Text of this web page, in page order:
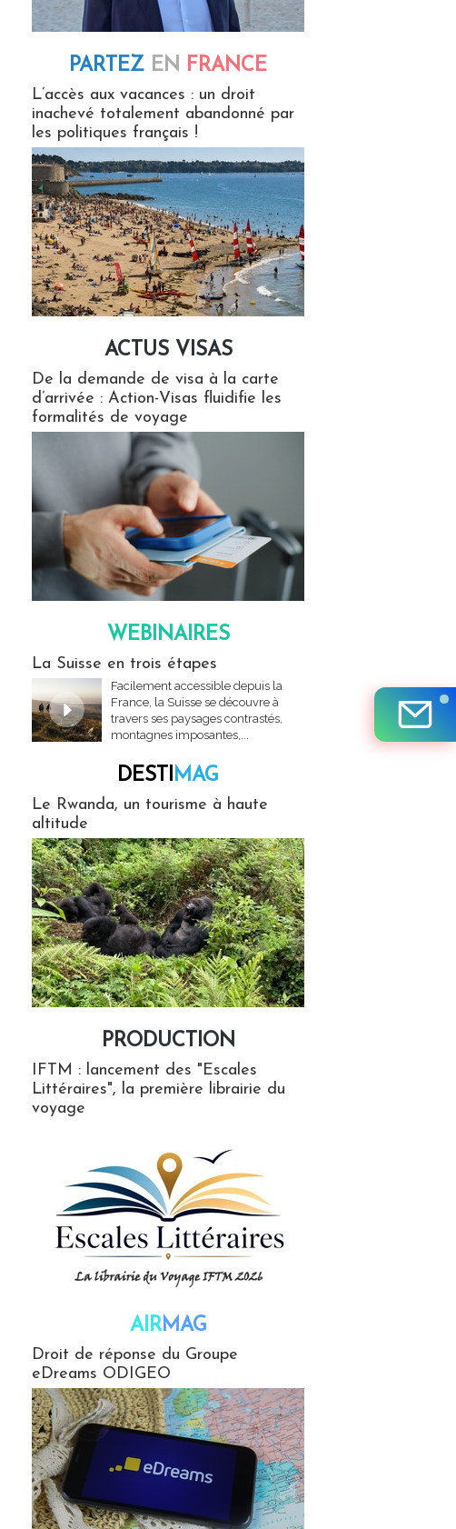
PARTEZ EN FRANCE
L’accès aux vacances : un droit
inachevé totalement abandonné par
les politiques français !
ACTUS VISAS
De la demande de visa à la carte
d’arrivée : Action-Visas fluidifie les
formalités de voyage
WEBINAIRES
La Suisse en trois étapes
Facilement accessible depuis la
France, la Suisse se découvre à
travers ses paysages contrastés,
montagnes imposantes,...
DESTIMAG
Le Rwanda, un tourisme à haute
altitude
PRODUCTION
IFTM : lancement des "Escales
Littéraires", la première librairie du
voyage
AIRMAG
Droit de réponse du Groupe
eDreams ODIGEO